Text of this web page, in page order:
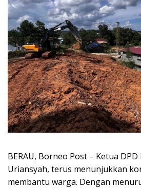
BERAU, Borneo Post – Ketua
Uriansyah, terus menunjukkan
membantu warga. Dengan